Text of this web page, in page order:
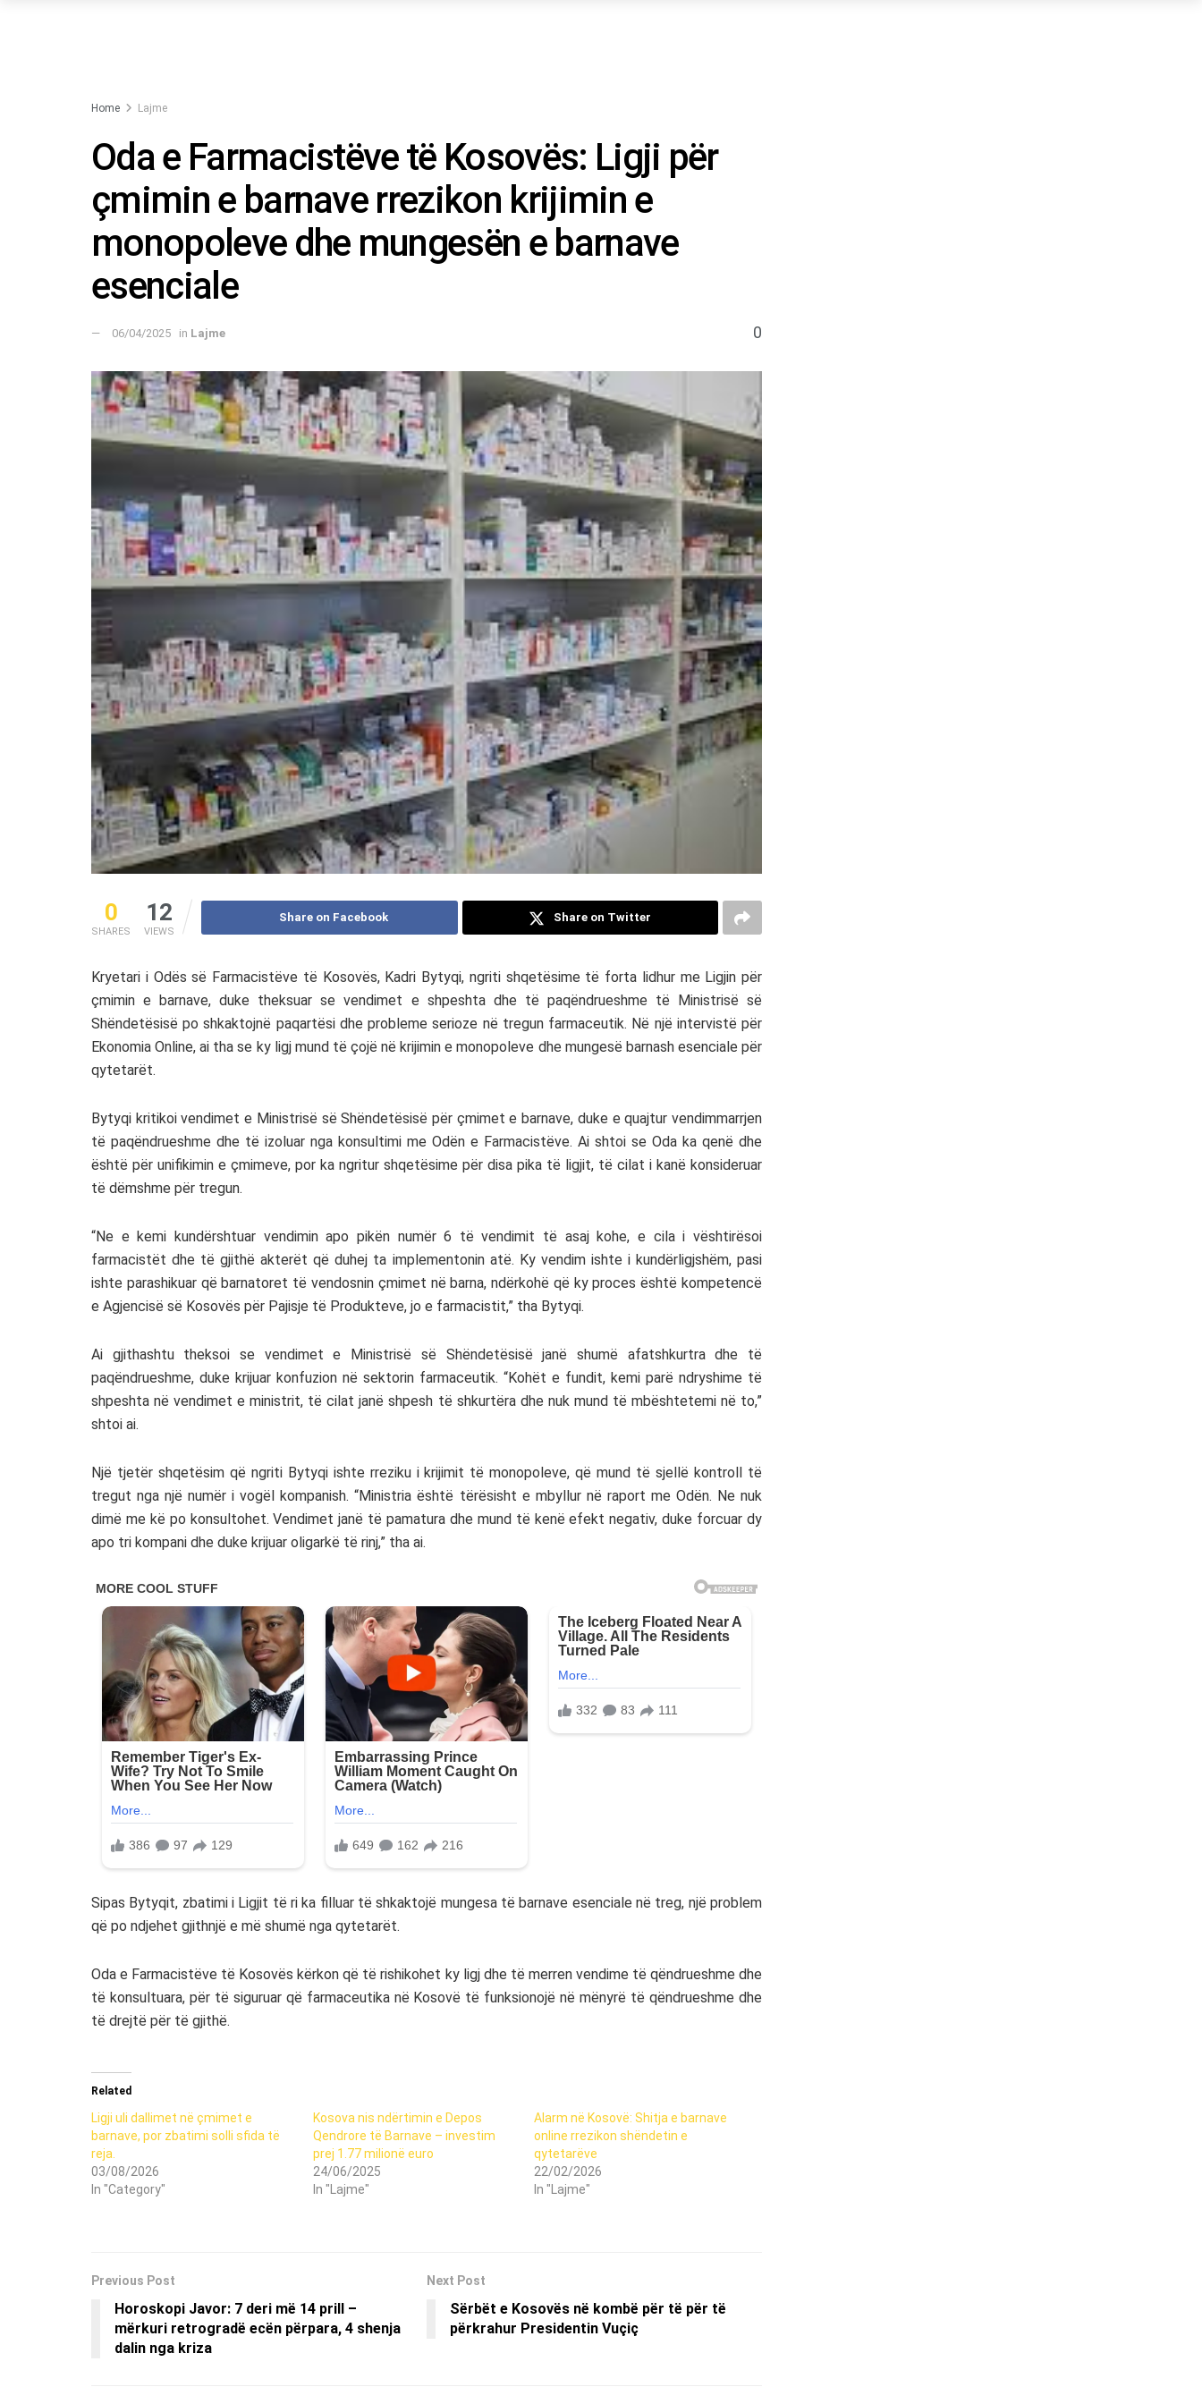
Home Lajme
Oda e Farmacistëve të Kosovës: Ligji për
çmimin e barnave rrezikon krijimin e
monopoleve dhe mungesën e barnave
esenciale
06/04/2025 in Lajme 0
0
SHARES
12
VIEWS
Share on Facebook Share on Twitter
Kryetari i Odës së Farmacistëve të Kosovës, Kadri Bytyqi, ngriti shqetësime të forta lidhur me Ligjin për
çmimin e barnave, duke theksuar se vendimet e shpeshta dhe të paqëndrueshme të Ministrisë së
Shëndetësisë po shkaktojnë paqartësi dhe probleme serioze në tregun farmaceutik. Në një intervistë për
Ekonomia Online, ai tha se ky ligj mund të çojë në krijimin e monopoleve dhe mungesë barnash esenciale për
qytetarët.
Bytyqi kritikoi vendimet e Ministrisë së Shëndetësisë për çmimet e barnave, duke e quajtur vendimmarrjen
të paqëndrueshme dhe të izoluar nga konsultimi me Odën e Farmacistëve. Ai shtoi se Oda ka qenë dhe
është për unifikimin e çmimeve, por ka ngritur shqetësime për disa pika të ligjit, të cilat i kanë konsideruar
të dëmshme për tregun.
“Ne e kemi kundërshtuar vendimin apo pikën numër 6 të vendimit të asaj kohe, e cila i vështirësoi
farmacistët dhe të gjithë akterët që duhej ta implementonin atë. Ky vendim ishte i kundërligjshëm, pasi
ishte parashikuar që barnatoret të vendosnin çmimet në barna, ndërkohë që ky proces është kompetencë
e Agjencisë së Kosovës për Pajisje të Produkteve, jo e farmacistit,” tha Bytyqi.
Ai gjithashtu theksoi se vendimet e Ministrisë së Shëndetësisë janë shumë afatshkurtra dhe të
paqëndrueshme, duke krijuar konfuzion në sektorin farmaceutik. “Kohët e fundit, kemi parë ndryshime të
shpeshta në vendimet e ministrit, të cilat janë shpesh të shkurtëra dhe nuk mund të mbështetemi në to,”
shtoi ai.
Një tjetër shqetësim që ngriti Bytyqi ishte rreziku i krijimit të monopoleve, që mund të sjellë kontroll të
tregut nga një numër i vogël kompanish. “Ministria është tërësisht e mbyllur në raport me Odën. Ne nuk
dimë me kë po konsultohet. Vendimet janë të pamatura dhe mund të kenë efekt negativ, duke forcuar dy
apo tri kompani dhe duke krijuar oligarkë të rinj,” tha ai.
Sipas Bytyqit, zbatimi i Ligjit të ri ka filluar të shkaktojë mungesa të barnave esenciale në treg, një problem
që po ndjehet gjithnjë e më shumë nga qytetarët.
Oda e Farmacistëve të Kosovës kërkon që të rishikohet ky ligj dhe të merren vendime të qëndrueshme dhe
të konsultuara, për të siguruar që farmaceutika në Kosovë të funksionojë në mënyrë të qëndrueshme dhe
të drejtë për të gjithë.
Related
Ligji uli dallimet në çmimet e
barnave, por zbatimi solli sfida të
reja.
03/08/2026
In "Category"
Kosova nis ndërtimin e Depos
Qendrore të Barnave – investim
prej 1.77 milionë euro
24/06/2025
In "Lajme"
Alarm në Kosovë: Shitja e barnave
online rrezikon shëndetin e
qytetarëve
22/02/2026
In "Lajme"
Previous Post
Horoskopi Javor: 7 deri më 14 prill –
mërkuri retrogradë ecën përpara, 4 shenja
dalin nga kriza
Next Post
Sërbët e Kosovës në kombë për të për të
përkrahur Presidentin Vuçiç